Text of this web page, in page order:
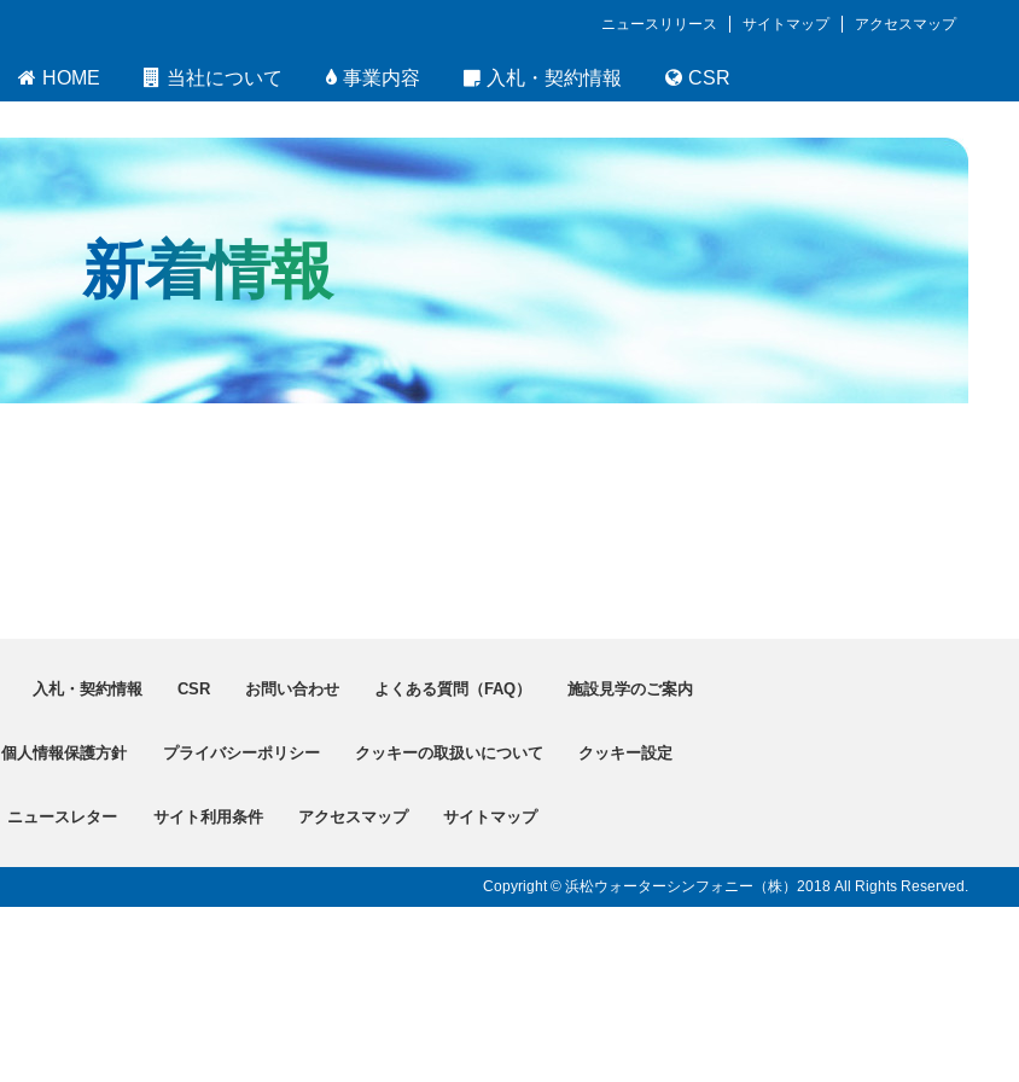
ニュースリリース サイトマップ アクセスマップ
HOME 当社について 事業内容 入札・契約情報 CSR
新着情報
入札・契約情報 CSR お問い合わせ よくある質問（FAQ） 施設見学のご案内
個人情報保護方針 プライバシーポリシー クッキーの取扱いについて クッキー設定
ニュースレター サイト利用条件 アクセスマップ サイトマップ
Copyright © 浜松ウォーターシンフォニー（株） 2018 All Rights Reserved.